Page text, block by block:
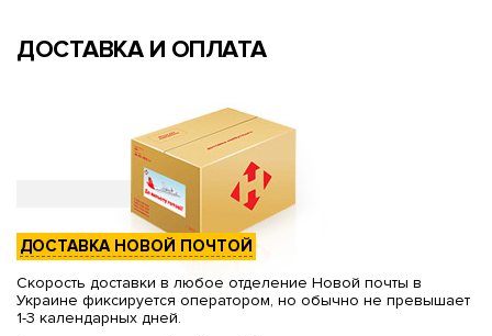
ДОСТАВКА И ОПЛАТА
ДОСТАВКА НОВОЙ ПОЧТОЙ
Скорость доставки в любое отделение Новой почты в
Украине фиксируется оператором, но обычно не превышает
1-3 календарных дней.